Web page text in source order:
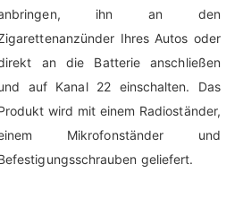
ihn an den
Ihres Autos oder
an die Batterie anschließen
auf Kanal 22 einschalten. Das
wird mit einem Radioständer,
Mikrofonständer und
geliefert.